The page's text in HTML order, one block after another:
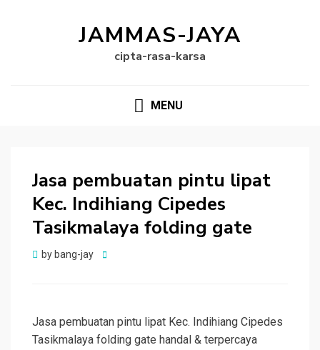
JAMMAS-JAYA
cipta-rasa-karsa
MENU
Jasa pembuatan pintu lipat
Kec. Indihiang Cipedes
Tasikmalaya folding gate
by bang-jay
Posted
Jasa pembuatan pintu lipat Kec. Indihiang Cipedes
Tasikmalaya folding gate handal & terpercaya